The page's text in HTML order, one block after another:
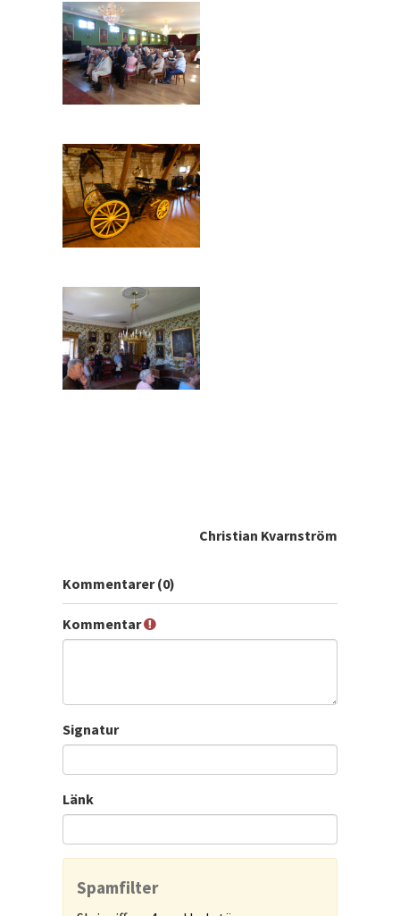
Christian Kvarnström
Kommentarer (0)
Kommentar
Signatur
Länk
Spamfilter